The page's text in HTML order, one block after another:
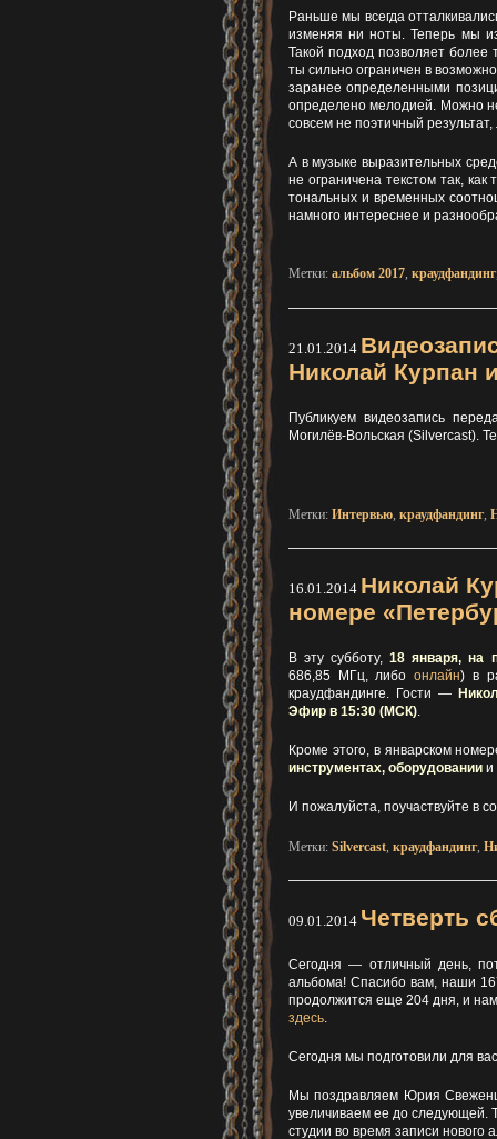
Раньше мы всегда
изменяя ни ноты. Теперь мы
Такой подход позволяет
ты сильно ограничен в
заранее определенными
определено мелодией. Можно
совсем не поэтичный
А в музыке выразительных
не ограничена текстом так,
тональных и временных
намного интереснее и
Метки: альбом 2017, краудфандинг
21.01.2014
Николай Курпан
Публикуем видеозапись
Могилёв-Вольская (Silvercast).
Метки: Интервью краудфандинг,
16.01.2014 Николай
номере
В эту субботу,18 января, на
686,85 МГц, либоонлайн) в
краудфандинге. Гости —
Эфир в 15:30 (МСК)
Кроме этого, в январском
инструментах, оборудовании и
И пожалуйста, поучаствуйте в
Метки: Silvercast, краудфандинг,
09.01.2014 Четверть
Сегодня — отличный день,
альбома! Спасибо вам, наши
продолжится еще 204 дня, и
здесь
Сегодня мы подготовили для
Мы поздравляем Юрия
увеличиваем ее до следующей.
студии во время записи нового